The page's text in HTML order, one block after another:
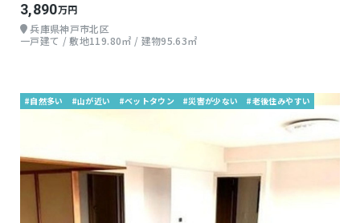
3,890万円
兵庫県神戸市北区
一戸建て / 敷地119.80㎡ / 建物95.63㎡
#自然多い #山が近い #ベットタウン #災害が少ない #老後住みやすい